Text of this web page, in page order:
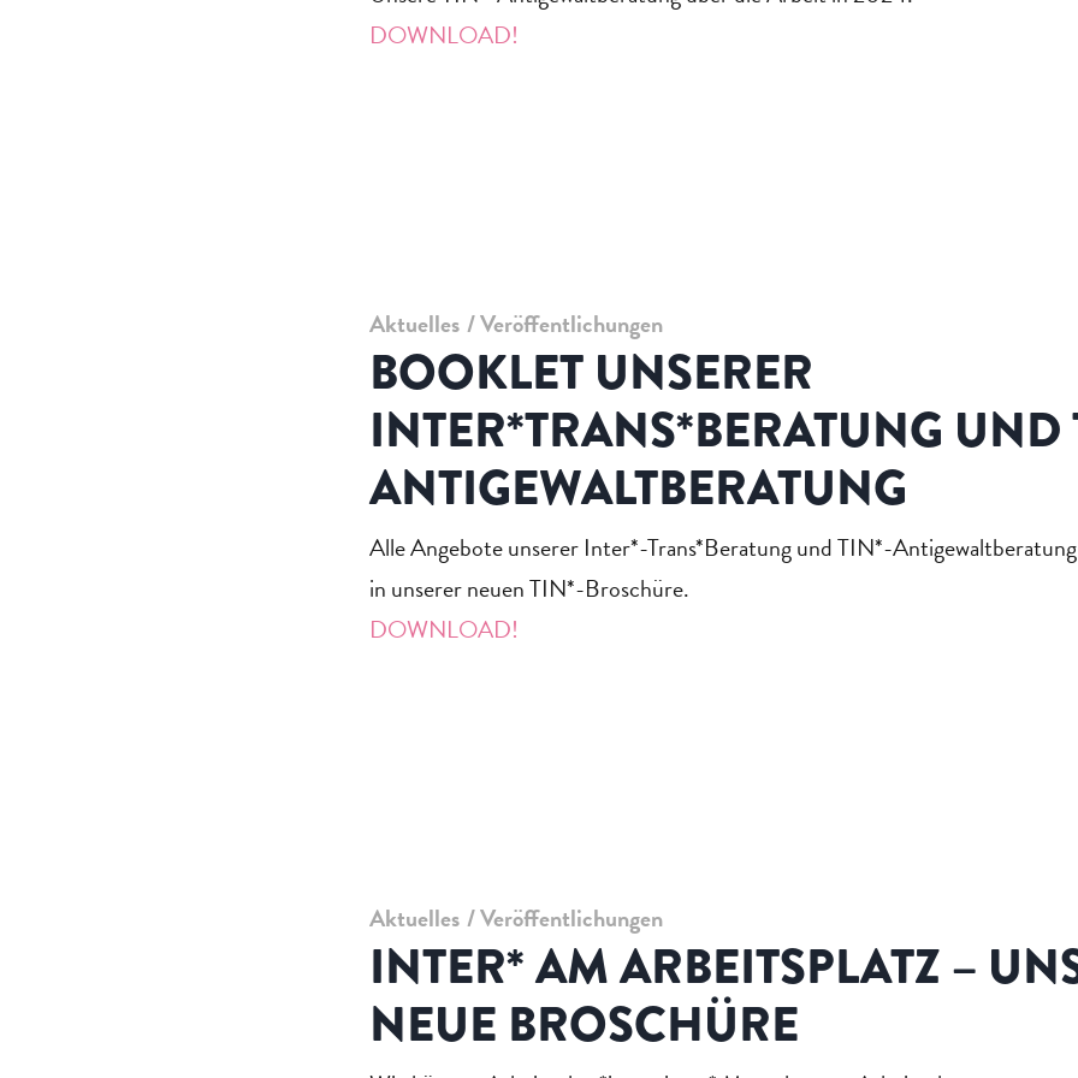
DOWNLOAD!
Aktuelles Veröffentlichungen
BOOKLET UNSERER
INTER*TRANS*BERATUNG
ANTIGEWALTBERATUNG
Alle Angebote unserer Inter*-Trans*Beratung und TIN*-
in unserer neuen TIN*-Broschüre.
DOWNLOAD!
Aktuelles Veröffentlichungen
INTER* AM ARBEITSPLATZ –
NEUE BROSCHÜRE